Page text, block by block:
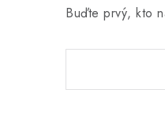
Buďte prvý, kto